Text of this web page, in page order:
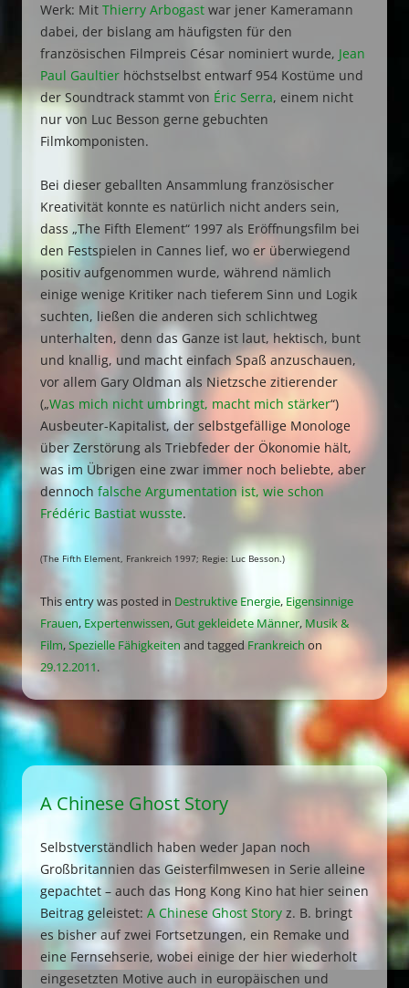
Werk: Mit Thierry Arbogast war jener Kameramann
dabei, der bislang am häufigsten für den
französischen Filmpreis César nominiert wurde, Jean
Paul Gaultier höchstselbst entwarf 954 Kostüme und
der Soundtrack stammt von Éric Serra, einem nicht
nur von Luc Besson gerne gebuchten
Filmkomponisten.
Bei dieser geballten Ansammlung französischer
Kreativität konnte es natürlich nicht anders sein,
dass „The Fifth Element“ 1997 als Eröffnungsfilm bei
den Festspielen in Cannes lief, wo er überwiegend
positiv aufgenommen wurde, während nämlich
einige wenige Kritiker nach tieferem Sinn und Logik
suchten, ließen die anderen sich schlichtweg
unterhalten, denn das Ganze ist laut, hektisch, bunt
und knallig, und macht einfach Spaß anzuschauen,
vor allem Gary Oldman als Nietzsche zitierender
(„Was mich nicht umbringt, macht mich stärker“)
Ausbeuter-Kapitalist, der selbstgefällige Monologe
über Zerstörung als Triebfeder der Ökonomie hält,
was im Übrigen eine zwar immer noch beliebte, aber
dennoch falsche Argumentation ist, wie schon
Frédéric Bastiat wusste.
(The Fifth Element, Frankreich 1997; Regie: Luc Besson.)
This entry was posted in Destruktive Energie, Eigensinnige
Frauen, Expertenwissen,Gut gekleidete Männer, Musik &
Film,Spezielle Fähigkeiten and taggedFrankreich on
29.12.2011.
A Chinese Ghost Story
Selbstverständlich haben weder Japan noch
Großbritannien das Geisterfilmwesen in Serie alleine
gepachtet – auch das Hong Kong Kino hat hier seinen
Beitrag geleistet: A Chinese Ghost Story z. B. bringt
es bisher auf zwei Fortsetzungen, ein Remake und
eine Fernsehserie, wobei einige der hier wiederholt
eingesetzten Motive auch in europäischen und